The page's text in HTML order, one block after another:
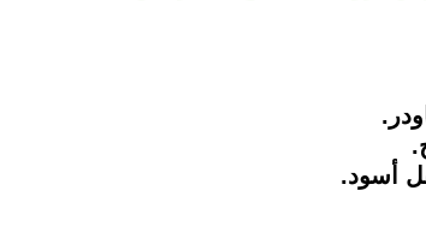
أسود.